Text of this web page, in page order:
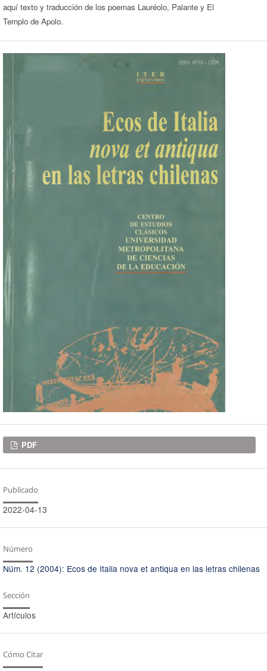
aquí texto y traducción de los poemas Lauréolo, Palante y El
Templo de Apolo.
Descargas
PDF
Publicado
2022-04-13
Número
Núm. 12 (2004): Ecos de Italia nova et antiqua en las letras chilenas
Sección
Artículos
Cómo Citar